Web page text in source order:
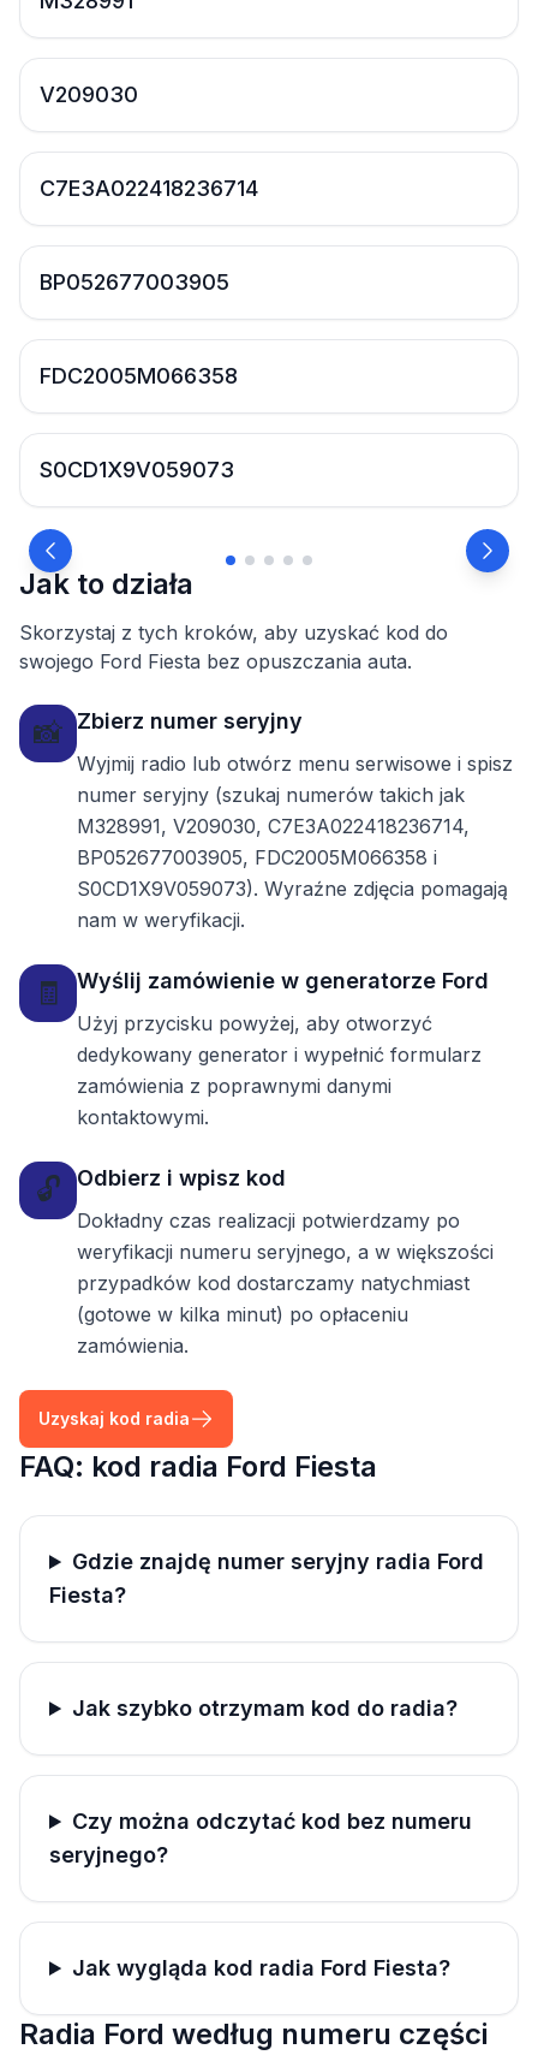
V209030
C7E3A022418236714
BP052677003905
FDC2005M066358
S0CD1X9V059073
Jak to działa
Skorzystaj z tych kroków, aby uzyskać kod do
swojego Ford Fiesta bez opuszczania auta.
📸 Zbierz numer seryjny
Wyjmij radio lub otwórz menu serwisowe i spisz
numer seryjny (szukaj numerów takich jak
M328991, V209030, C7E3A022418236714,
BP052677003905, FDC2005M066358 i
S0CD1X9V059073). Wyraźne zdjęcia pomagają
nam w weryfikacji.
🧾 Wyślij zamówienie w generatorze Ford
Użyj przycisku powyżej, aby otworzyć
dedykowany generator i wypełnić formularz
zamówienia z poprawnymi danymi
kontaktowymi.
🔓 Odbierz i wpisz kod
Dokładny czas realizacji potwierdzamy po
weryfikacji numeru seryjnego, a w większości
przypadków kod dostarczamy natychmiast
(gotowe w kilka minut) po opłaceniu
zamówienia.
Uzyskaj kod radia
FAQ: kod radia Ford Fiesta
Gdzie znajdę numer seryjny radia Ford
Fiesta?
Jak szybko otrzymam kod do radia?
Czy można odczytać kod bez numeru
seryjnego?
Jak wygląda kod radia Ford Fiesta?
Radia Ford według numeru części